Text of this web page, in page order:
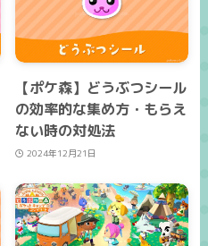
【ポケ森】どうぶつシール
の効率的な集め方・もらえ
ない時の対処法
2024年12月21日